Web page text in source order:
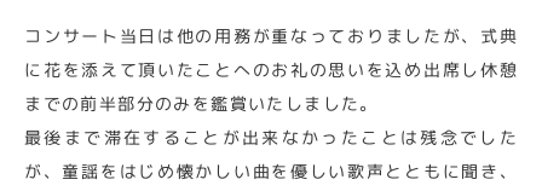
コンサート当日は他の用務が重なっておりましたが、式典
に花を添えて頂いたことへのお礼の思いを込め出席し休憩
までの前半部分のみを鑑賞いたしました。
最後まで滞在することが出来なかったことは残念でした
が、童謡をはじめ懐かしい曲を優しい歌声とともに聞き、